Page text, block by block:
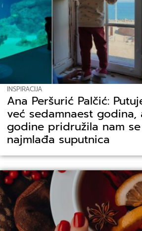
INSPIRACIJA
Ana Peršurić Palčić:
već sedamnaest
godine pridružila nam
najmlađa suputnica